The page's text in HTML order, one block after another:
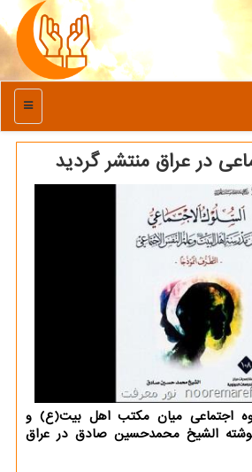
منو
در عراق منتشر گردید
اجتماعی میان مكتب اهل بیت(ع) و
الشیخ محمدحسین صادق در عراق